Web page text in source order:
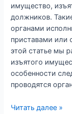
имущество,
должников.
органами
приставами или
этой статье мы
изъятого
особенности
проводятся
Читать далее »